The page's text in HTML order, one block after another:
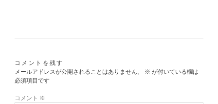
コメントを残す
メールアドレスが公開されることはありません。
※ が付いている欄は
必須項目です
コメント ※